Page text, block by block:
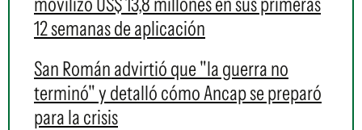
12 semanas de aplicación
San Román advirtió que "la guerra no
terminó" y detalló cómo Ancap se preparó
para la crisis